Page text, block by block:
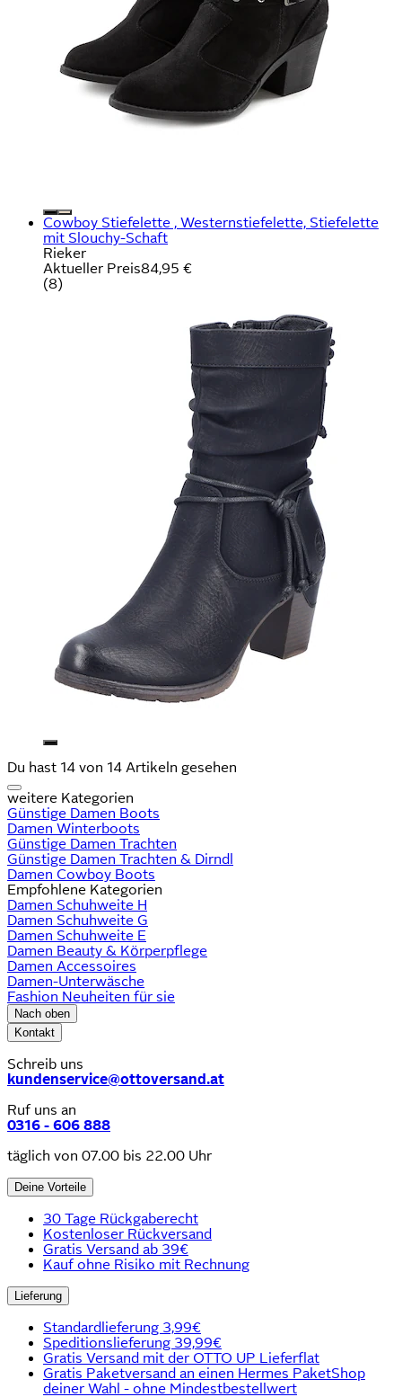
Cowboy Stiefelette , Westernstiefelette, Stiefelette
mit Slouchy-Schaft
Rieker
Aktueller Preis84,95 €
(8)
Du hast 14 von 14 Artikeln gesehen
weitere Kategorien
Günstige Damen Boots
Damen Winterboots
Günstige Damen Trachten
Günstige Damen Trachten & Dirndl
Damen Cowboy Boots
Empfohlene Kategorien
Damen Schuhweite H
Damen Schuhweite G
Damen Schuhweite E
Damen Beauty & Körperpflege
Damen Accessoires
Damen-Unterwäsche
Fashion Neuheiten für sie
Nach oben
Kontakt
Schreib uns
kundenservice@ottoversand.at
Ruf uns an
0316 - 606 888
täglich von 07.00 bis 22.00 Uhr
Deine Vorteile
30 Tage Rückgaberecht
Kostenloser Rückversand
Gratis Versand ab 39€
Kauf ohne Risiko mit Rechnung
Lieferung
Standardlieferung 3,99€
Speditionslieferung 39,99€
Gratis Versand mit der OTTO UP Lieferflat
Gratis Paketversand an einen Hermes PaketShop
deiner Wahl - ohne Mindestbestellwert